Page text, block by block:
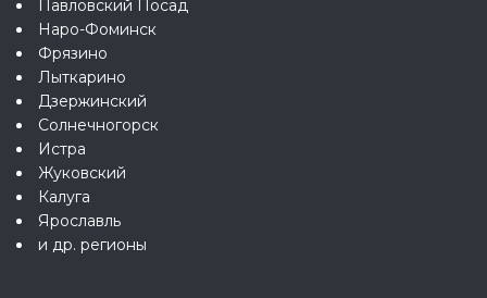
Павловский Посад
Наро-Фоминск
Фрязино
Лыткарино
Дзержинский
Солнечногорск
Истра
Жуковский
Калуга
Ярославль
и др. регионы